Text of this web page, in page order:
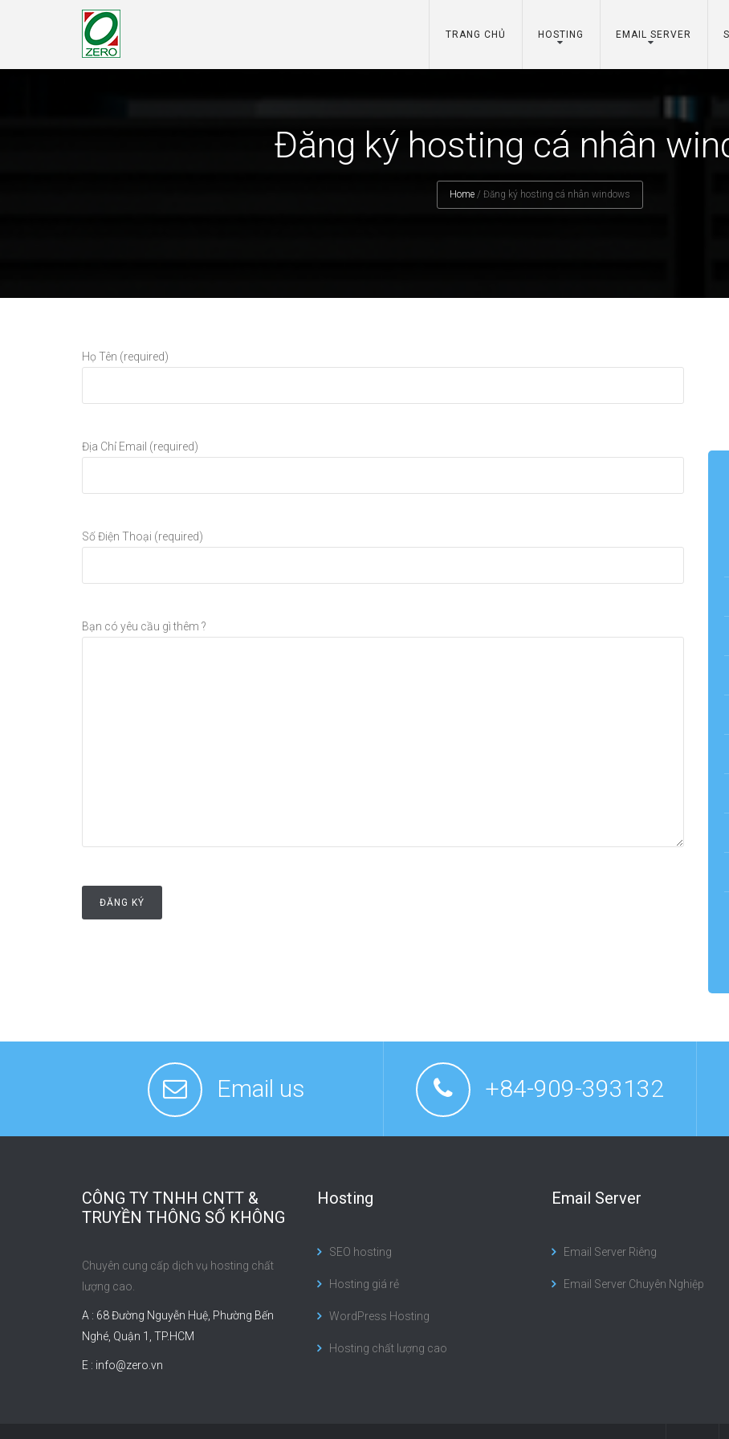
TRANG CHỦ HOSTING EMAIL SERVER
Đăng ký hosting cá nhân
Home / Đăng ký hosting cá nhân windows
Họ Tên (required)
Địa Chỉ Email (required)
Số Điện Thoại (required)
Bạn có yêu cầu gì thêm ?
Email us +84-909-393132
CÔNG TY TNHH CNTT &
TRUYỀN THÔNG SỐ KHÔNG
Chuyên cung cấp dịch vụ hosting chất
lượng cao.
A : 68 Đường Nguyễn Huệ, Phường Bến
Nghé, Quận 1, TP.HCM
E : info@zero.vn
Hosting
SEO hosting
Hosting giá rẻ
WordPress Hosting
Hosting chất lượng cao
Email Server
Email Server Riêng
Email Server Chuyên Nghiệp